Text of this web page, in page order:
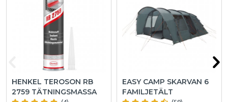
HENKEL TEROSON RB
2759 TÄTNINGSMASSA
EASY CAMP SKARVAN 6
FAMILJETÄLT